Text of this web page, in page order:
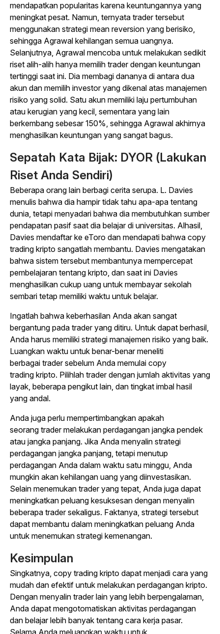
mendapatkan popularitas karena keuntungannya yang
meningkat pesat. Namun, ternyata tradertersebut
menggunakan strategi mean reversion yang berisiko,
sehingga Agrawal kehilangan semua uangnya.
Selanjutnya, Agrawal mencoba untuk melakukan sedikit
riset alih-alih hanya memilih traderdengan keuntungan
tertinggi saat ini. Dia membagi dananya di antara dua
akun dan memilih investor yang dikenal atas manajemen
risiko yang solid. Satu akun memiliki laju pertumbuhan
atau kerugian yang kecil, sementara yang lain
berkembang sebesar 150%, sehingga Agrawal akhirnya
menghasilkan keuntungan yang sangat bagus.
Sepatah Kata Bijak: DYOR (Lakukan
Riset Anda Sendiri)
Beberapa orang lain berbagi cerita serupa. L. Davies
menulis bahwa dia hampir tidak tahu apa-apa tentang
dunia, tetapi menyadari bahwa dia membutuhkan sumber
pendapatan pasif saat dia belajar di universitas. Alhasil,
Davies mendaftar ke eToro dan mendapati bahwa copy
trading kripto sangatlah membantu. Davies mengatakan
bahwa sistem tersebut membantunya mempercepat
pembelajaran tentang kripto, dan saat ini Davies
menghasilkan cukup uang untuk membayar sekolah
sembari tetap memiliki waktu untuk belajar.
Ingatlah bahwa keberhasilan Anda akan sangat
bergantung pada trader yang ditiru. Untuk dapat berhasil,
Anda harus memiliki strategi manajemen risiko yang baik.
Luangkan waktu untuk benar-benar meneliti
berbagai tradersebelum Anda memulai copy
trading kripto. Pilihlah traderdengan jumlah aktivitas yang
layak, beberapa pengikut lain, dan tingkat imbal hasil
yang andal.
Anda juga perlu mempertimbangkan apakah
seorang tradermelakukan perdagangan jangka pendek
atau jangka panjang. Jika Anda menyalin strategi
perdagangan jangka panjang, tetapi menutup
perdagangan Anda dalam waktu satu minggu, Anda
mungkin akan kehilangan uang yang diinvestasikan.
Selain menemukan traderyang tepat, Anda juga dapat
meningkatkan peluang kesuksesan dengan menyalin
beberapa tradersekaligus. Faktanya, strategi tersebut
dapat membantu dalam meningkatkan peluang Anda
untuk menemukan strategi kemenangan.
Kesimpulan
Singkatnya, copy trading kripto dapat menjadi cara yang
mudah dan efektif untuk melakukan perdagangan kripto.
Dengan menyalin traderlain yang lebih berpengalaman,
Anda dapat mengotomatiskan aktivitas perdagangan
dan belajar lebih banyak tentang cara kerja pasar.
Selama Anda meluangkan waktu untuk